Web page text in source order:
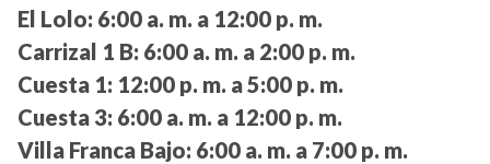
El Lolo: 6:00 a. m. a 12:00 p. m.
Carrizal 1 B: 6:00 a. m. a 2:00 p. m.
Cuesta 1: 12:00 p. m. a 5:00 p. m.
Cuesta 3: 6:00 a. m. a 12:00 p. m.
Villa Franca Bajo: 6:00 a. m. a 7:00 p. m.